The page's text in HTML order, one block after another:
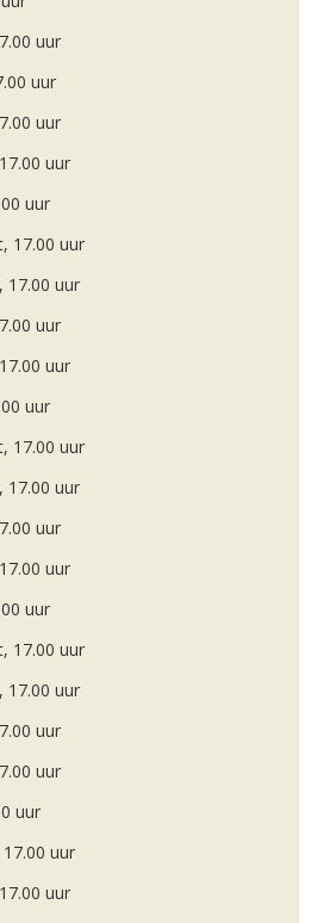
uur
uur
uur
uur
uur
17.00 uur
17.00 uur
uur
uur
uur
17.00 uur
17.00 uur
uur
uur
uur
17.00 uur
17.00 uur
uur
uur
uur
uur
uur